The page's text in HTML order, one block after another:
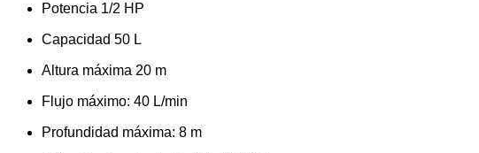
Potencia 1/2 HP
Capacidad 50 L
Altura máxima 20 m
Flujo máximo: 40 L/min
Profundidad máxima: 8 m